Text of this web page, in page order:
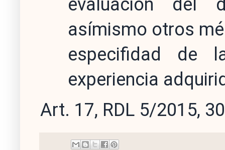
evaluación del
asímismo otros
especifidad de
experiencia
Art. 17, RDL 5/2015,